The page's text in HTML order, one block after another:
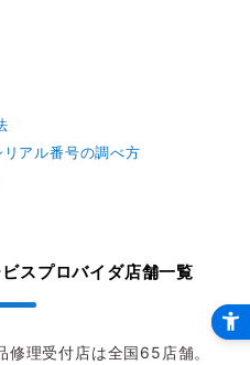
アル番号の調べ方
スプロバイダ店舗一覧
理受付店は全国65店舗。